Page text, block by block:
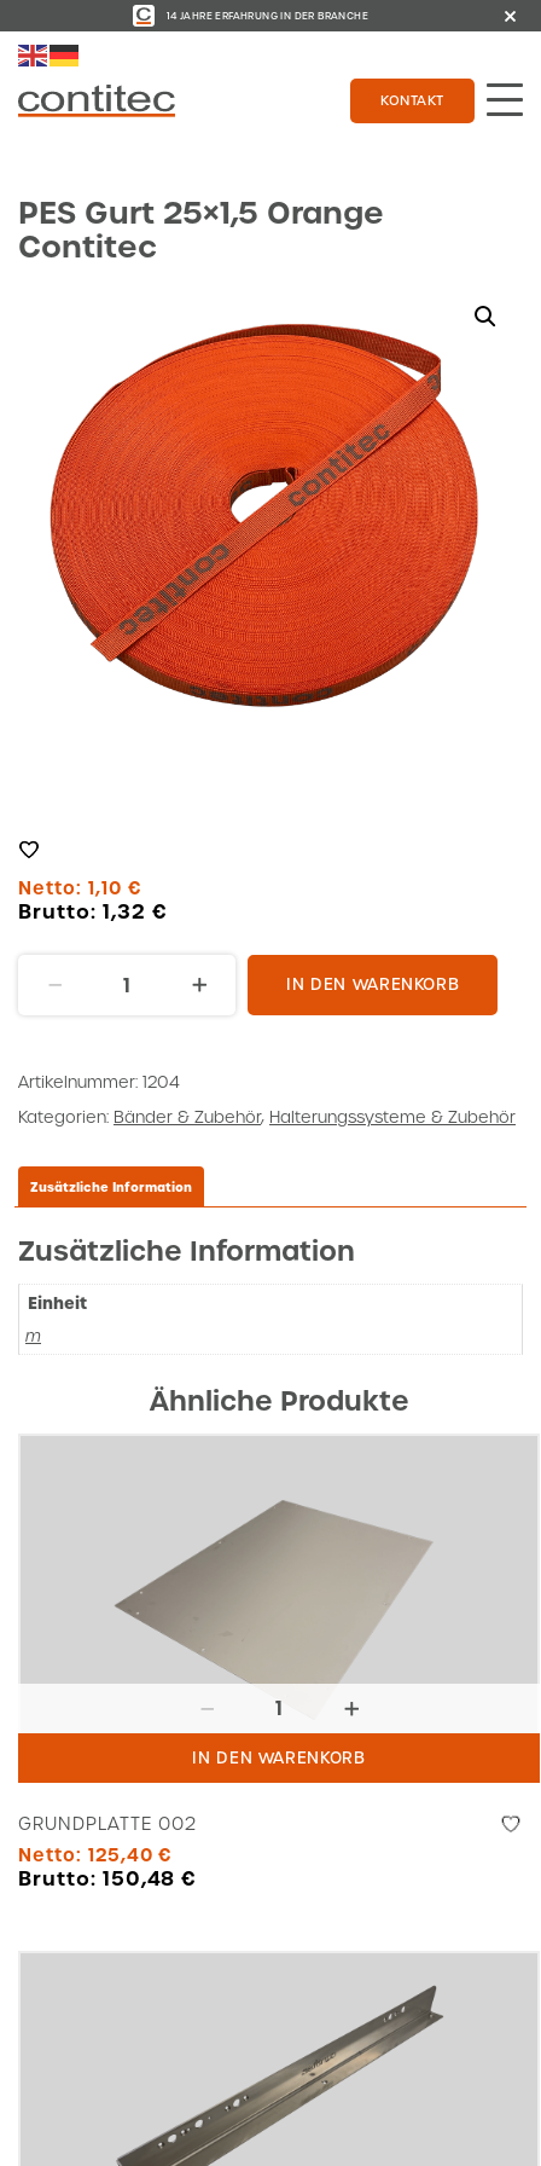
14 JAHRE ERFAHRUNG IN DER BRANCHE
KONTAKT
PES Gurt 25×1,5 Orange
Contitec
Netto: 1,10 €
Brutto: 1,32 €
Orange
Contitec
IN DEN WARENKORB
Artikelnummer: 1204
Kategorien: Bänder & Zubehör, Halterungssysteme & Zubehör
Zusätzliche Information
Zusätzliche Information
Einheit
m
Ähnliche Produkte
002
IN DEN WARENKORB
GRUNDPLATTE 002
Netto: 125,40€
Brutto: 150,48€